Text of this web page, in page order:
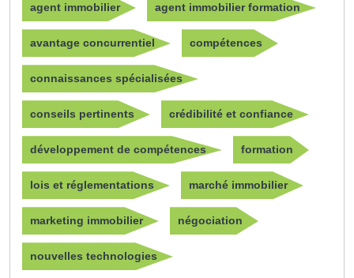
agent immobilier agent immobilier formation
avantage concurrentiel compétences
connaissances spécialisées
conseils pertinents crédibilité et confiance
développement de compétences formation
lois et réglementations marché immobilier
marketing immobilier négociation
nouvelles technologies